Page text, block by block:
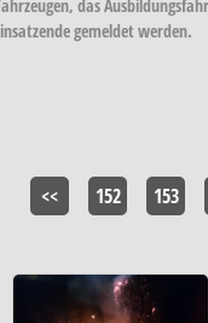
das
gemeldet werden.
<< 152 153